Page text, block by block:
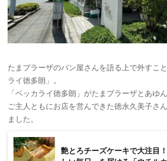
たまプラーザのパン屋さんを語る上で外すこ
ライ徳多朗」。
「ベッカライ徳多朗」がたまプラーザとあゆ
ご主人ともにお店を営んできた徳永久美子さ
ました。
艶とろチーズケーキで大注目